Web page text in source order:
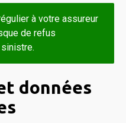
à votre assureur
de refus
données